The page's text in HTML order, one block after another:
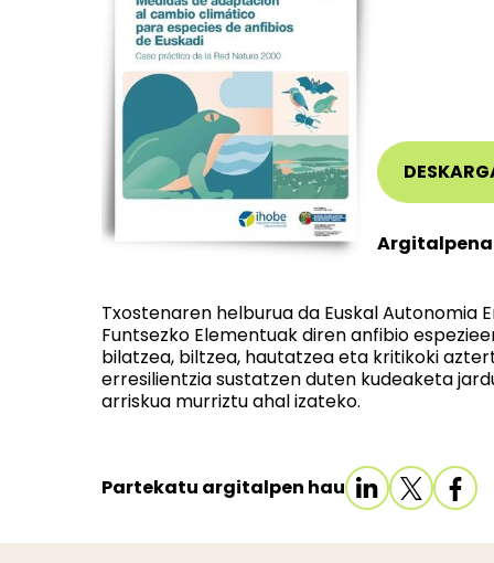
Txostenaren helburua da Euskal Autonomia
Funtsezko Elementuak diren anfibio
bilatzea, biltzea, hautatzea eta kritikoki
erresilientzia sustatzen duten kudeaketa
arriskua murriztu ahal izateko.
Partekatu argitalpen hau